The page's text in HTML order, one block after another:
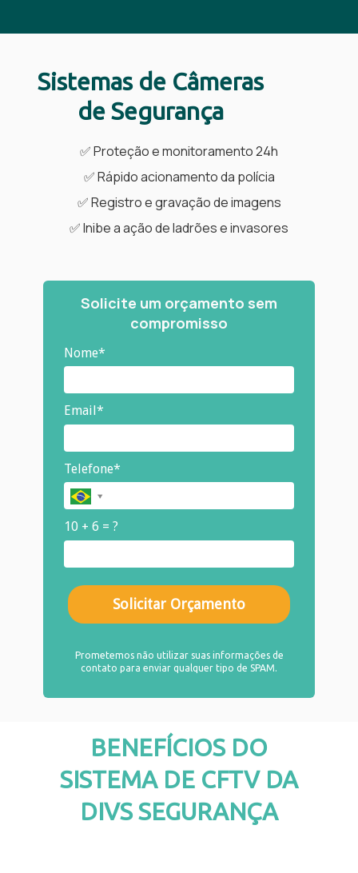
Sistemas de Câmeras
de Segurança
✅ Proteção e monitoramento 24h
✅ Rápido acionamento da polícia
✅ Registro e gravação de imagens
✅ Inibe a ação de ladrões e invasores
Solicite um orçamento sem
compromisso
Nome*
Email*
Telefone*
10 + 6 = ?
Solicitar Orçamento
Prometemos não utilizar suas informações de
contato para enviar qualquer tipo de SPAM.
BENEFÍCIOS DO
SISTEMA DE CFTV DA
DIVS SEGURANÇA